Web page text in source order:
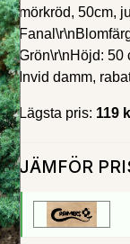
mörkröd, 50cm,
Grön\r\nHöjd: 50
Invid damm,
Lägsta pris: 119
JÄMFÖR